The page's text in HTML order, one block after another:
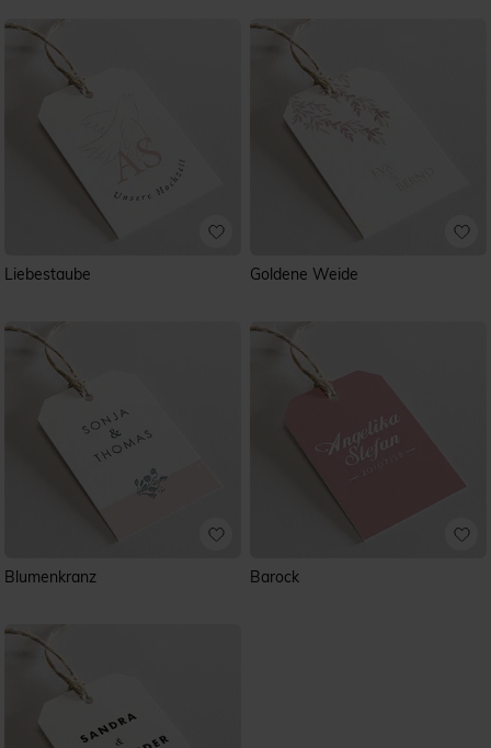
Liebestaube Goldene Weide
Blumenkranz Barock